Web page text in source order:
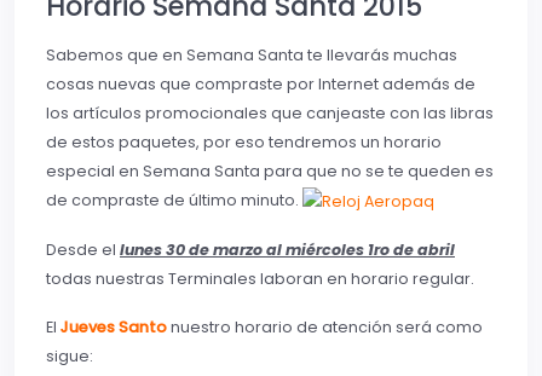
Sabemos que en Semana Santa te llevarás muchas
cosas nuevas que compraste por Internet además de
los artículos promocionales que canjeaste con las libras
de estos paquetes, por eso tendremos un horario
especial en Semana Santa para que no se te queden es
de compraste de último minuto.
Desde el lunes 30 de marzo al miércoles 1ro de abril
todas nuestras Terminales laboran en horario regular.
El Jueves Santonuestro horario de atención será como
sigue: